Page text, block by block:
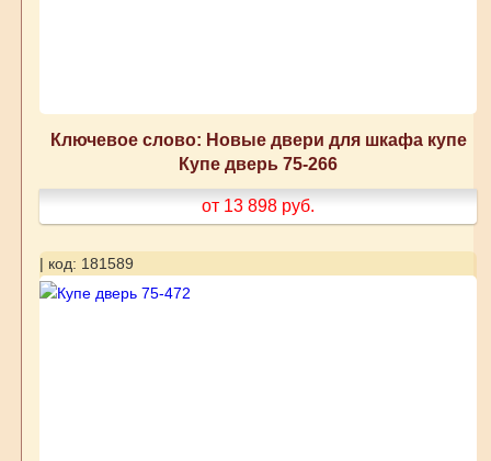
Ключевое слово: Новые двери для шкафа купе
Купе дверь 75-266
от 13 898 руб.
| код: 181589